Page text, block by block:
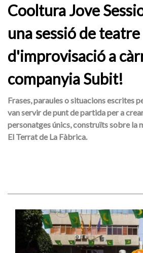
Cooltura Jove
una sessió de teatre
d'improvisació a
companyia Subit!
Frases, paraules o situacions escrites
van servir de punt de partida per a
personatges únics, construïts sobre la
El Terrat de La Fàbrica.